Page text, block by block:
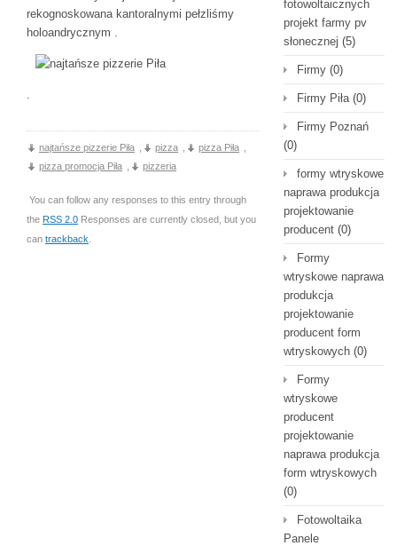
rekognoskowana kantoralnymi pełzliśmy
holoandrycznym .
.
najtańsze pizzerie Piła pizza pizza Piła
pizza promocja Piła
pizzeria
You can follow any responses to this entry through
the RSS 2.0 Responses are currently closed, but you
can trackback
fotowoltaicznych
projekt farmy pv
słonecznej (5)
Firmy (0)
Firmy Piła(0)
Firmy Poznań
(0)
formy wtryskowe
naprawa produkcja
projektowanie
producent (0)
Formy
wtryskowe naprawa
produkcja
projektowanie
producent form
wtryskowych (0)
Formy
wtryskowe
producent
projektowanie
naprawa produkcja
form wtryskowych
(0)
Fotowoltaika
Panele